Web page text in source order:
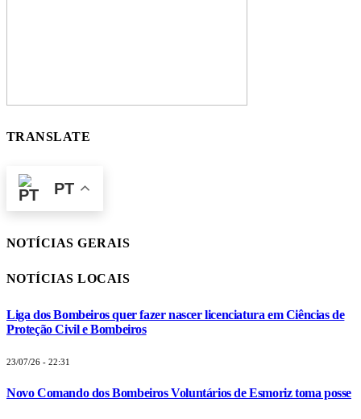
TRANSLATE
PT
NOTÍCIAS GERAIS
NOTÍCIAS LOCAIS
Liga dos Bombeiros quer fazer nascer licenciatura em Ciências de
Proteção Civil e Bombeiros
23/07/26 - 22:31
Novo Comando dos Bombeiros Voluntários de Esmoriz toma posse